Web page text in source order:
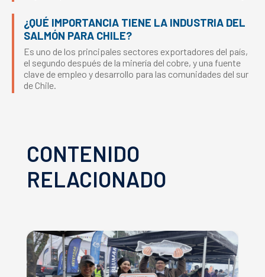
¿QUÉ IMPORTANCIA TIENE LA INDUSTRIA DEL
SALMÓN PARA CHILE?
Es uno de los principales sectores exportadores del país,
el segundo después de la minería del cobre, y una fuente
clave de empleo y desarrollo para las comunidades del sur
de Chile.
CONTENIDO
RELACIONADO